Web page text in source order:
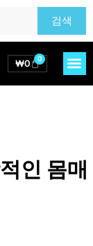
검색
₩0 0
Cart
인 몸매